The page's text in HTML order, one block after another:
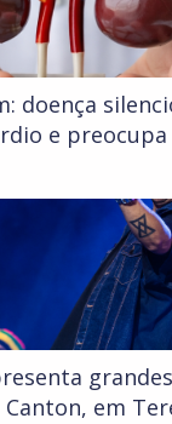
doença
e preocupa
em